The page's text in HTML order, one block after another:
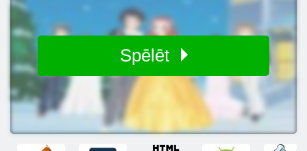
Spēlēt